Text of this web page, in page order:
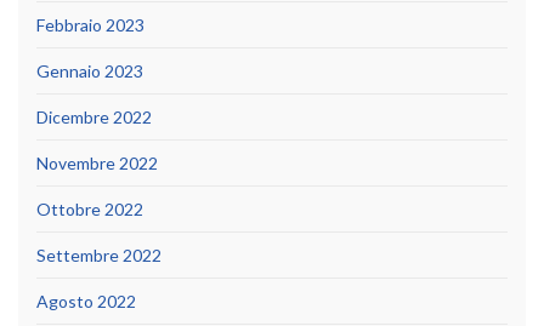
Febbraio 2023
Gennaio 2023
Dicembre 2022
Novembre 2022
Ottobre 2022
Settembre 2022
Agosto 2022